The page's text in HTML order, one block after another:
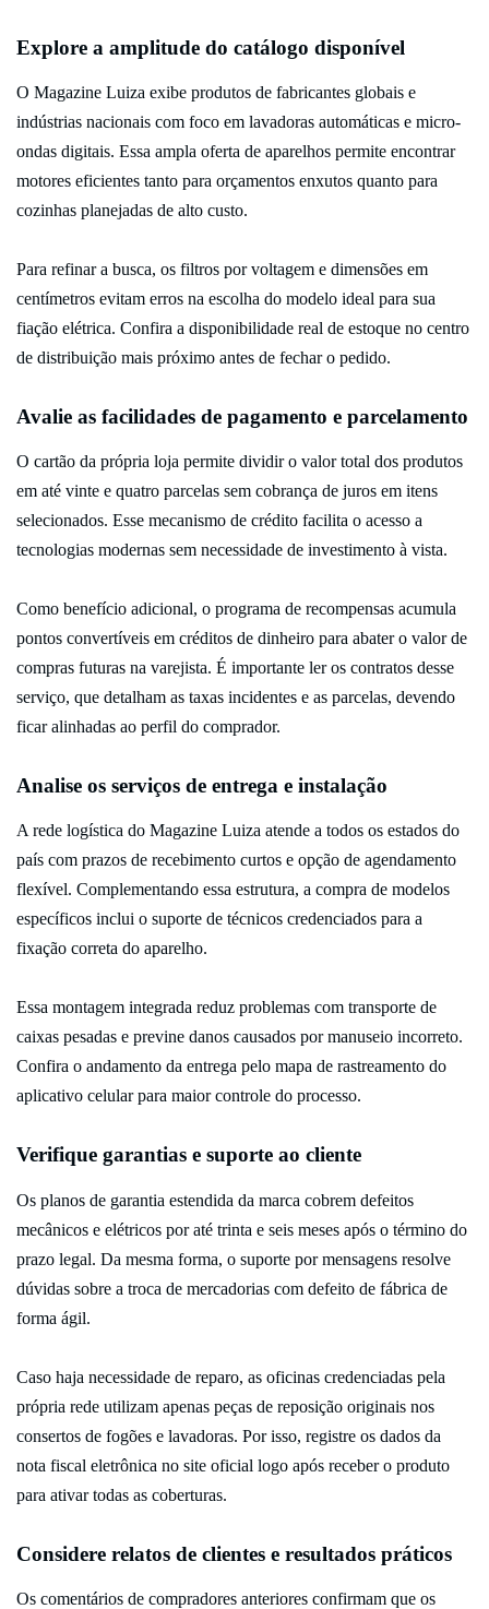
Explore a amplitude do catálogo disponível
O Magazine Luiza exibe produtos de fabricantes globais e
indústrias nacionais com foco em lavadoras automáticas e micro-
ondas digitais. Essa ampla oferta de aparelhos permite encontrar
motores eficientes tanto para orçamentos enxutos quanto para
cozinhas planejadas de alto custo.
Para refinar a busca, os filtros por voltagem e dimensões em
centímetros evitam erros na escolha do modelo ideal para sua
fiação elétrica. Confira a disponibilidade real de estoque no centro
de distribuição mais próximo antes de fechar o pedido.
Avalie as facilidades de pagamento e parcelamento
O cartão da própria loja permite dividir o valor total dos produtos
em até vinte e quatro parcelas sem cobrança de juros em itens
selecionados. Esse mecanismo de crédito facilita o acesso a
tecnologias modernas sem necessidade de investimento à vista.
Como benefício adicional, o programa de recompensas acumula
pontos convertíveis em créditos de dinheiro para abater o valor de
compras futuras na varejista. É importante ler os contratos desse
serviço, que detalham as taxas incidentes e as parcelas, devendo
ficar alinhadas ao perfil do comprador.
Analise os serviços de entrega e instalação
A rede logística do Magazine Luiza atende a todos os estados do
país com prazos de recebimento curtos e opção de agendamento
flexível. Complementando essa estrutura, a compra de modelos
específicos inclui o suporte de técnicos credenciados para a
fixação correta do aparelho.
Essa montagem integrada reduz problemas com transporte de
caixas pesadas e previne danos causados por manuseio incorreto.
Confira o andamento da entrega pelo mapa de rastreamento do
aplicativo celular para maior controle do processo.
Verifique garantias e suporte ao cliente
Os planos de garantia estendida da marca cobrem defeitos
mecânicos e elétricos por até trinta e seis meses após o término do
prazo legal. Da mesma forma, o suporte por mensagens resolve
dúvidas sobre a troca de mercadorias com defeito de fábrica de
forma ágil.
Caso haja necessidade de reparo, as oficinas credenciadas pela
própria rede utilizam apenas peças de reposição originais nos
consertos de fogões e lavadoras. Por isso, registre os dados da
nota fiscal eletrônica no site oficial logo após receber o produto
para ativar todas as coberturas.
Considere relatos de clientes e resultados práticos
Os comentários de compradores anteriores confirmam que os